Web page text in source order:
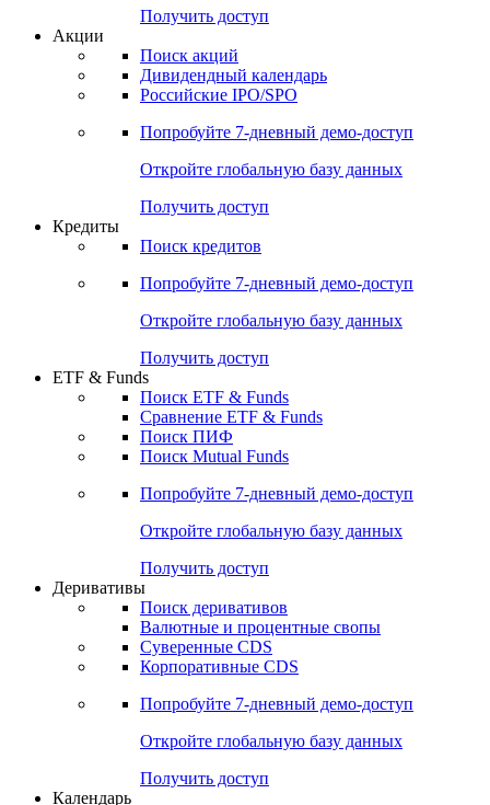
Попробуйте7-дневный
Откройте глобальную базу данных
Получить доступ
Поиск акций
Российские IPO/SPO
Попробуйте7-дневный
Откройте глобальную базу данных
Получить доступ
Поиск кредитов
Попробуйте7-дневный
Откройте глобальную базу данных
Получить доступ
ETF & Funds
Сравнение ETF & Funds
Поиск Mutual Funds
Попробуйте7-дневный
Откройте глобальную базу данных
Получить доступ
Деривативы
Валютные и процентные свопы
Корпоративные CDS
Попробуйте7-дневный